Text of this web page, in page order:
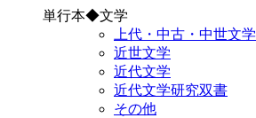
単行本◆文学
上代・中古・中世文学
近世文学
近代文学
近代文学研究双書
その他